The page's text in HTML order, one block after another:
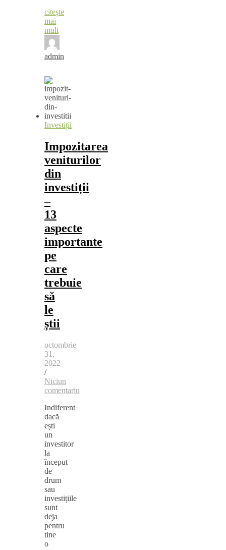
citește
mai
mult
admin
Investiții
Impozitarea
veniturilor
din
investiții
–
13
aspecte
importante
pe
care
trebuie
să
le
știi
octombrie
31,
2022
/
Niciun
comentariu
Indiferent
dacă
ești
un
investitor
la
început
de
drum
sau
investițiile
sunt
deja
pentru
tine
o